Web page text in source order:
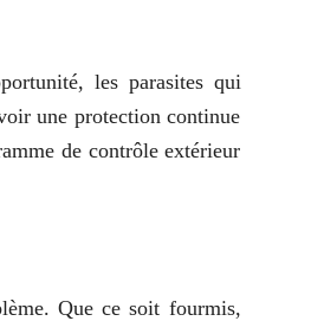
les parasites qui
une protection continue
de contrôle extérieur
Que ce soit fourmis,